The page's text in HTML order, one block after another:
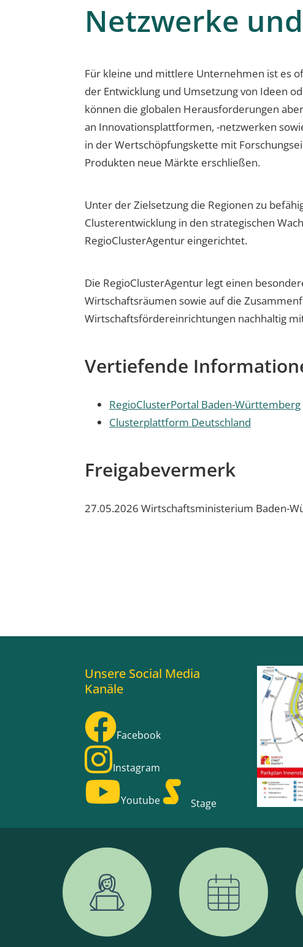
Netzwerke
Für kleine und mittlere Unternehmen ist es
der Entwicklung und Umsetzung von Ideen
können die globalen Herausforderungen
an Innovationsplattformen, -netzwerken
in der Wertschöpfungskette mit
Produkten neue Märkte erschließen.
Unter der Zielsetzung die Regionen zu
Clusterentwicklung in den strategischen
RegioClusterAgentur eingerichtet.
Die RegioClusterAgentur legt einen
Wirtschaftsräumen sowie auf die
Wirtschaftsfördereinrichtungen nachhaltig
Vertiefende
RegioClusterPortal Baden-Württemberg
Clusterplattform Deutschland
Freigabevermerk
27.05.2026 Wirtschaftsministerium Baden-
Unsere Social Media
Kanäle
Facebook
Instagram
Youtube Stage